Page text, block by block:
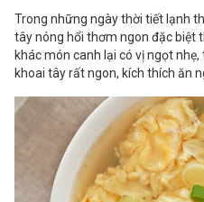
Trong những ngày thời tiết lạnh
tây nóng hổi thơm ngon đặc biệt
khác món canh lại có vị ngọt
khoai tây rất ngon, kích thích ăn